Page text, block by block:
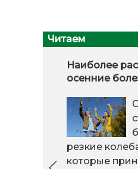
Читаем
Наиболее
осенние
резкие
которые